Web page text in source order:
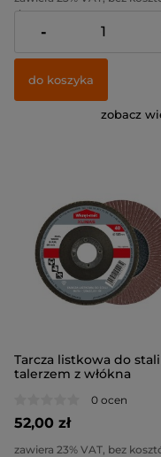
dostawy
Cena netto:
-
do koszyka
zobacz
Tarcza listkowa do
talerzem z włókna
szklanego TSL - 125 x
0 ocen
52,00 zł
zawiera 23% VAT, bez